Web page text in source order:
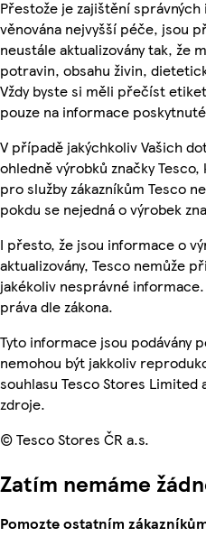
Přestože je zajištění
věnována nejvyšší péče, jsou
neustále aktualizovány tak, že
potravin, obsahu živin,
Vždy byste si měli přečíst
pouze na informace
V případě jakýchkoliv Vašich
ohledně výrobků značky
pro služby zákazníkům Tesco
pokdu se nejedná o výrobek
I přesto, že jsou informace o
aktualizovány, Tesco nemůže
jakékoliv nesprávné informace.
práva dle zákona.
Tyto informace jsou podávány
nemohou být jakkoliv
souhlasu Tesco Stores Limited
zdroje.
© Tesco Stores ČR a.s.
Zatím nemáme
Pomozte ostatním